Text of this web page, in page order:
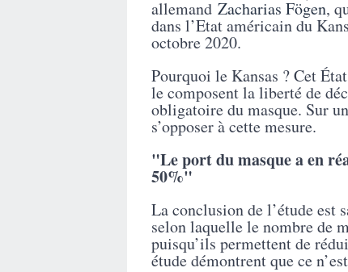
allemand Zacharias Fögen,
dans l’Etat américain du
octobre 2020.
Pourquoi le Kansas ? Cet
le composent la liberté de
obligatoire du masque. Sur
s’opposer à cette mesure.
"Le port du masque a en
50%"
La conclusion de l’étude est
selon laquelle le nombre de
puisqu’ils permettent de
étude démontrent que ce